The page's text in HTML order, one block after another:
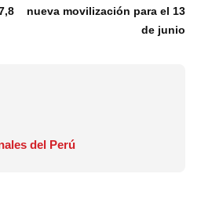
nueva movilización para el 13
de junio
del Perú